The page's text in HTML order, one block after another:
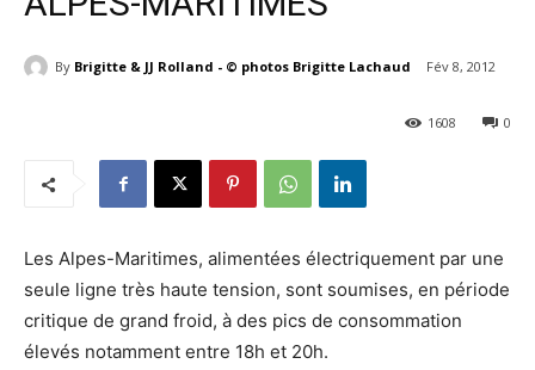
By Brigitte & JJ Rolland - © photos Brigitte Lachaud Fév 8, 2012
0
1608
Les Alpes-Maritimes, alimentées électriquement par une
seule ligne très haute tension, sont soumises, en période
critique de grand froid, à des pics de consommation
élevés notamment entre 18h et 20h.